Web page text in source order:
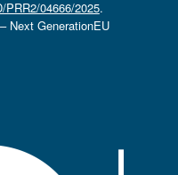
PRR2/04666/2025.
Next GenerationEU